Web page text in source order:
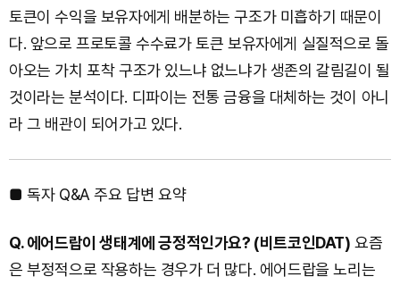
토큰이 수익을 보유자에게 배분하는 구조가 미흡하기 때문이
다. 앞으로 프로토콜 수수료가 토큰 보유자에게 실질적으로 돌
아오는 가치 포착 구조가 있느냐 없느냐가 생존의 갈림길이 될
것이라는 분석이다. 디파이는 전통 금융을 대체하는 것이 아니
라 그 배관이 되어가고 있다.
■ 독자 Q&A 주요 답변 요약
Q. 에어드랍이 생태계에 긍정적인가요? (비트코인DAT) 요즘
은 부정적으로 작용하는 경우가 더 많다. 에어드랍을 노리는